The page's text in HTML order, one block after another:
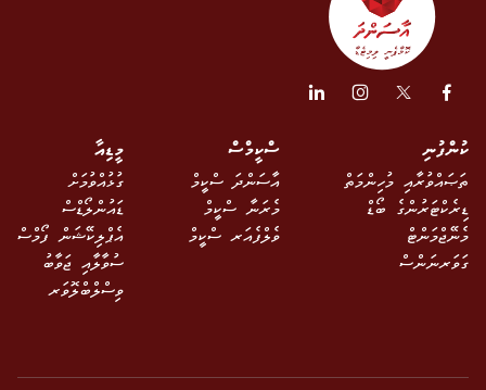
ކުންފުނި
ތަޞައްވުރާއި މުހިންމަތް
ޑިރެކްޓަރުންގެ ބޯޑް
މެނޭޖްމަންޓް
ގަވަރނަންސް
ސްކީމްސް
އާސަންދަ ސްކީމް
މެރަނާ ސްކީމް
ވެލްފެއަރ ސްކީމް
މީޑިއާ
ގުޅުއްވުމަށް
ޑައުންލޯޑްސް
އެޕްލިކޭޝަން ފޯމްސް
ސުވާލާއި ޖަވާބު
ވިސްލްބްލޮވަރ